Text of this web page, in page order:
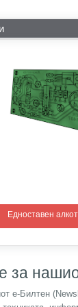
Едноставен
за
е-Билтен